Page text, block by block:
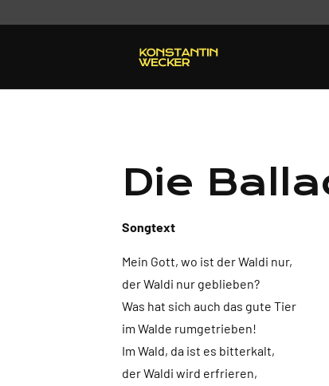
Die
Songtext
Mein Gott, wo ist der Waldi nur,
der Waldi nur geblieben?
Was hat sich auch das gute Tier
im Walde rumgetrieben!
Im Wald, da ist es bitterkalt,
der Waldi wird erfrieren,